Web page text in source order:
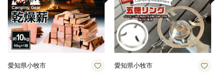
愛知県小牧市 愛知県小牧市